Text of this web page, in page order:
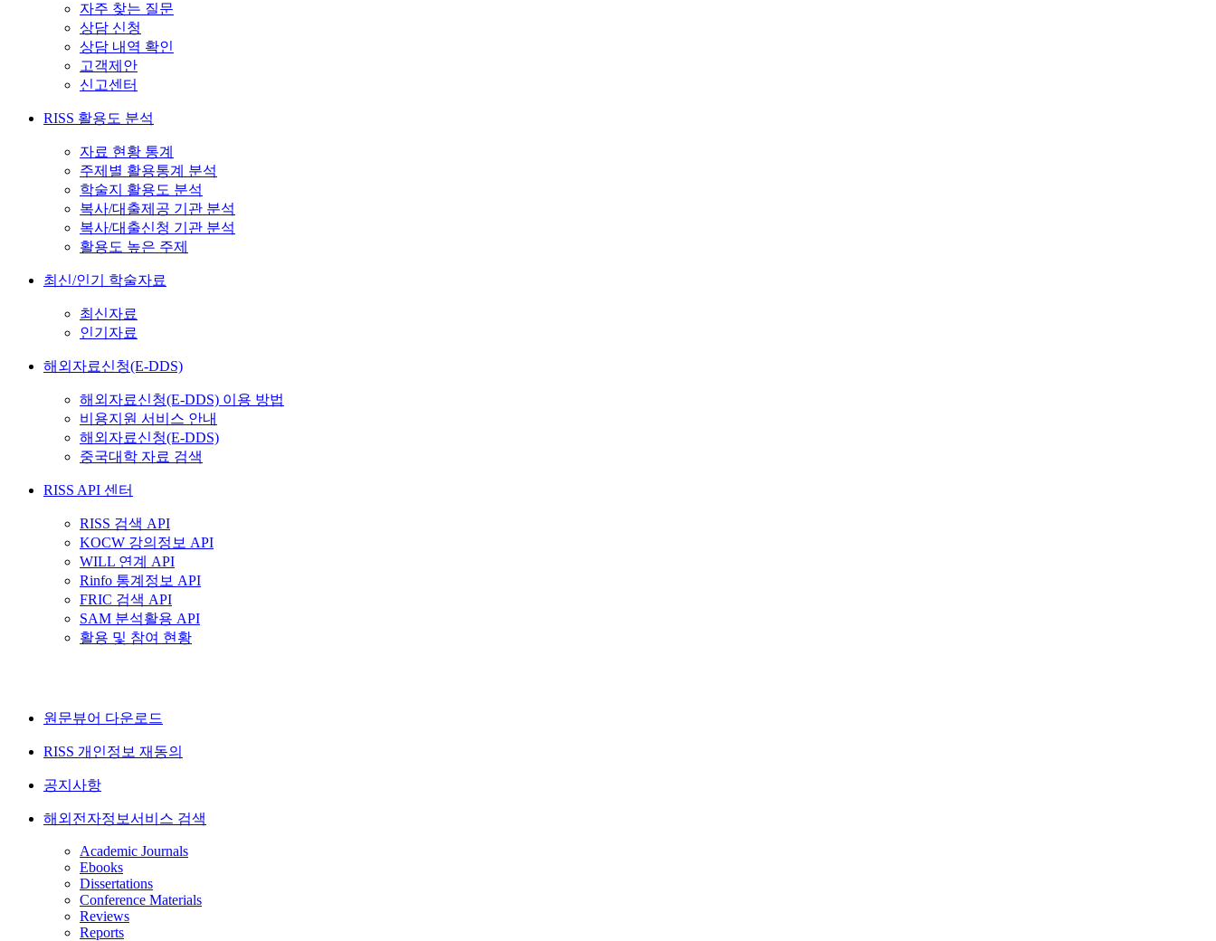
자주 찾는 질문
상담 신청
상담 내역 확인
고객제안
신고센터
RISS 활용도 분석
자료 현황 통계
주제별 활용통계 분석
학술지 활용도 분석
복사/대출제공 기관 분석
복사/대출신청 기관 분석
활용도 높은 주제
최신/인기 학술자료
최신자료
인기자료
해외자료신청(E-DDS)
해외자료신청(E-DDS) 이용 방법
비용지원 서비스 안내
해외자료신청(E-DDS)
중국대학 자료 검색
RISS API 센터
RISS 검색 API
KOCW 강의정보 API
WILL 연계 API
Rinfo 통계정보 API
FRIC 검색 API
SAM 분석활용 API
활용 및 참여 현황
원문뷰어 다운로드
RISS 개인정보 재동의
공지사항
해외전자정보서비스 검색
Academic Journals
Ebooks
Dissertations
Conference Materials
Reviews
Reports